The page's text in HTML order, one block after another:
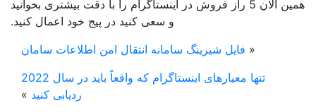
همین الان 5 راز فروش در اینستاگرام را با دقت بیشتری بخوانید
و سعی کنید در پیج خود اعمال کنید.
فایل شیرینگ سامانه انتقال امن اطلاعات سامان
تنها معیارهای اینستاگرام که واقعاً باید در سال 2022
ردیابی کنید »